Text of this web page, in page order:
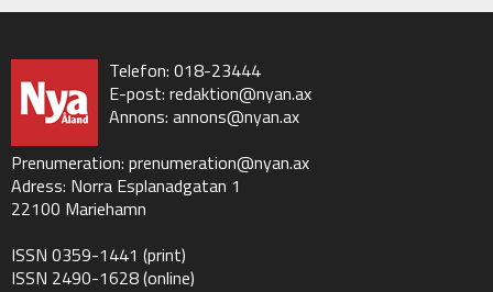
Telefon: 018-23444
E-post: redaktion@nyan.ax
Annons: annons@nyan.ax
Prenumeration: prenumeration@nyan.ax
Adress: Norra Esplanadgatan 1
22100 Mariehamn
ISSN 0359-1441 (print)
ISSN 2490-1628 (online)